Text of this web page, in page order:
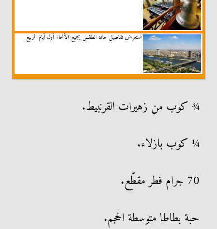
نستعرض تفاصيل حالة الطقس بجميع الأنحاء أول أيام الربيع
¾ كوب من زهيرات القرنبيط.
¼ كوب بازلاء.
70 جرام فطر مقطّع.
حبة بطاطا متوسطة الحجم.